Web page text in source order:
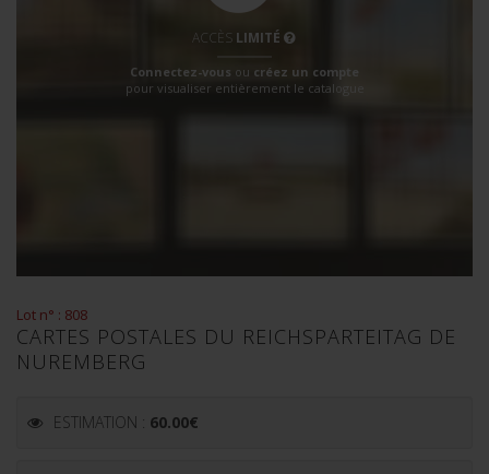
ACCÈS LIMITÉ
Connectez-vous ou créez un compte
pour visualiser entièrement le catalogue
Lot n° : 808
CARTES POSTALES DU REICHSPARTEITAG DE
NUREMBERG
ESTIMATION : 60.00€